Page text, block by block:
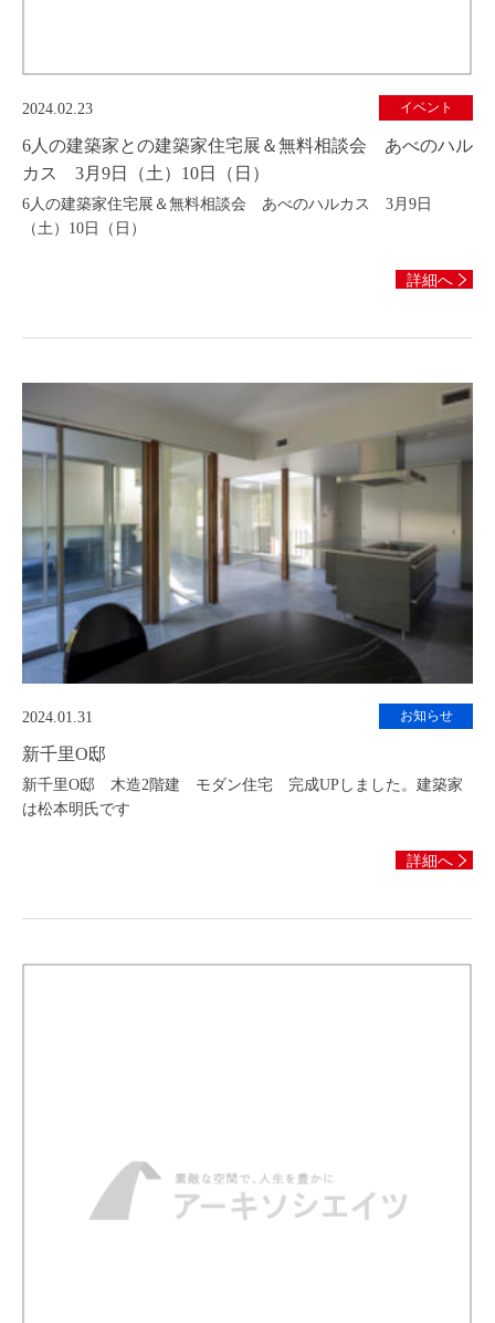
2024.02.23
6人の建築家との建築家住宅展＆無料相談会 あべのハル
カス 3月9日（土）10日（日）
6人の建築家住宅展＆無料相談会 あべのハルカス 3月9日
（土）10日（日）
イベント
詳細へ
2024.01.31
新千里O邸
新千里O邸 木造2階建 モダン住宅 完成UPしました。建築家
は松本明氏です
お知らせ
詳細へ